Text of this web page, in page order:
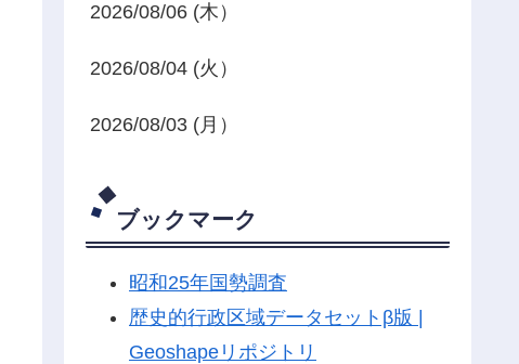
2026/08/06 (木）
2026/08/04 (火）
2026/08/03 (月）
ブックマーク
昭和25年国勢調査
歴史的行政区域データセットβ版 |
Geoshapeリポジトリ